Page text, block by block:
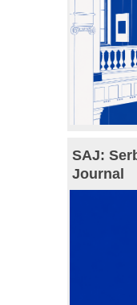
SAJ:
Journal